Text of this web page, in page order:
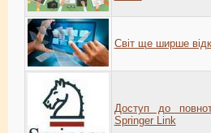
Світ ще ширше
Доступ до
Springer Link